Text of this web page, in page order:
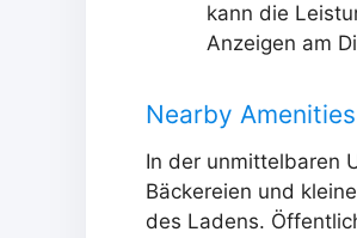
kann die
Anzeigen am
Nearby
In der unmittelbaren
Bäckereien und
des Ladens.